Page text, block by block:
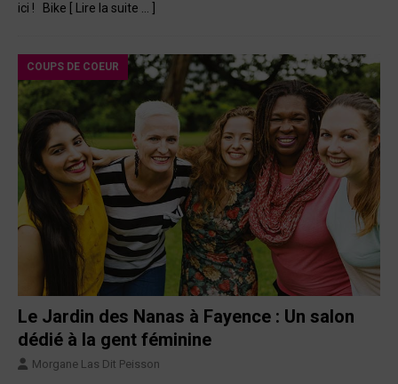
ici ! Bike
[ Lire la suite … ]
COUPS DE COEUR
Le Jardin des Nanas à Fayence : Un salon
dédié à la gent féminine
Morgane Las Dit Peisson